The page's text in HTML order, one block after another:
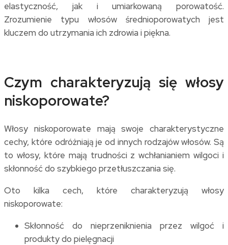
elastyczność, jak i umiarkowaną porowatość.
Zrozumienie typu włosów średnioporowatych jest
kluczem do utrzymania ich zdrowia i piękna.
Czym charakteryzują się włosy
niskoporowate?
Włosy niskoporowate mają swoje charakterystyczne
cechy, które odróżniają je od innych rodzajów włosów. Są
to włosy, które mają trudności z wchłanianiem wilgoci i
skłonność do szybkiego przetłuszczania się.
Oto kilka cech, które charakteryzują włosy
niskoporowate:
Skłonność do nieprzeniknienia przez wilgoć i
produkty do pielęgnacji